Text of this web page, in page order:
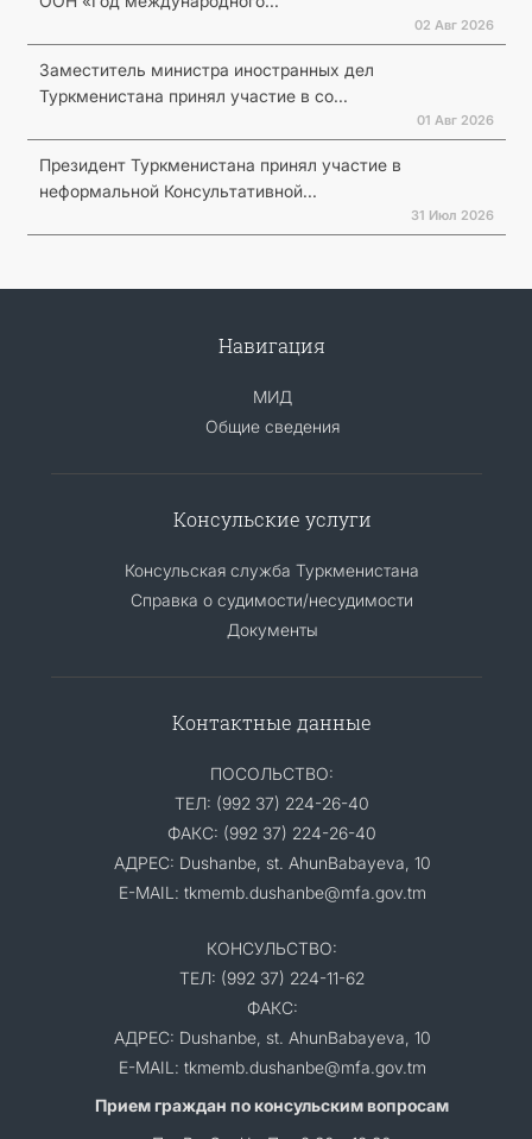
02 Авг 2026
Заместитель министра иностранных дел
Туркменистана принял участие в со...
01 Авг 2026
Президент Туркменистана принял участие в
неформальной Консультативной...
31 Июл 2026
Навигация
МИД
Общие сведения
Консульские услуги
Консульская служба Туркменистана
Справка о судимости/несудимости
Документы
Контактные данные
ПОСОЛЬСТВО:
ТЕЛ: (992 37) 224-26-40
ФАКС: (992 37) 224-26-40
АДРЕС: Dushanbe, st. AhunBabayeva, 10
E-MAIL: tkmemb.dushanbe@mfa.gov.tm
КОНСУЛЬСТВО:
ТЕЛ: (992 37) 224-11-62
ФАКС:
АДРЕС: Dushanbe, st. AhunBabayeva, 10
E-MAIL: tkmemb.dushanbe@mfa.gov.tm
Прием граждан по консульским вопросам